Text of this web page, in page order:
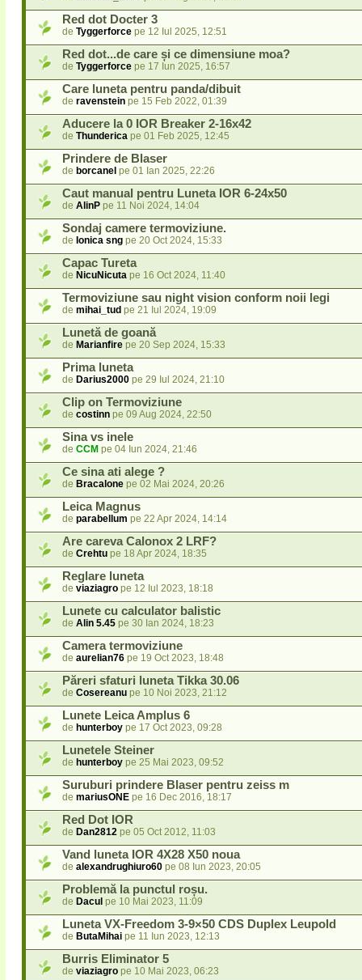
Red dot Docter 3
de Tyggerforce pe 12 Iul 2025, 12:51
Red dot...de care și ce dimensiune moa?
de Tyggerforce pe 17 Iun 2025, 16:57
Care luneta pentru panda/dibuit
de ravenstein pe 15 Feb 2022, 01:39
Aducere la 0 IOR Breaker 2-16x42
de Thunderica pe 01 Feb 2025, 12:45
Prindere de Blaser
de borcanel pe 01 Ian 2025, 22:26
Caut manual pentru Luneta IOR 6-24x50
de AlinP pe 11 Noi 2024, 14:04
Sondaj camere termoviziune.
de Ionica sng pe 20 Oct 2024, 15:33
Capac Tureta
de NicuNicuta pe 16 Oct 2024, 11:40
Termoviziune sau night vision conform noii legi
de mihai_tud pe 21 Iul 2024, 19:09
Lunetă de goană
de Marianfire pe 20 Sep 2024, 15:33
Prima luneta
de Darius2000 pe 29 Iul 2024, 21:10
Clip on Termoviziune
de costinn pe 09 Aug 2024, 22:50
Sina vs inele
de CCM pe 04 Iun 2024, 21:46
Ce sina ati alege ?
de Bracalone pe 02 Mai 2024, 20:26
Leica Magnus
de parabellum pe 22 Apr 2024, 14:14
Are careva Calonox 2 LRF?
de Crehtu pe 18 Apr 2024, 18:35
Reglare luneta
de viaziagro pe 12 Iul 2023, 18:18
Lunete cu calculator balistic
de Alin 5.45 pe 30 Ian 2024, 18:23
Camera termoviziune
de aurelian76 pe 19 Oct 2023, 18:48
Păreri sfaturi luneta Tikka 30.06
de Cosereanu pe 10 Noi 2023, 21:12
Lunete Leica Amplus 6
de hunterboy pe 17 Oct 2023, 09:28
Lunetele Steiner
de hunterboy pe 25 Mai 2023, 09:52
Suruburi prindere Blaser pentru zeiss m
de mariusONE pe 16 Dec 2016, 18:17
Red Dot IOR
de Dan2812 pe 05 Oct 2012, 11:03
Vand luneta IOR 4X28 X50 noua
de alexandrughiuro60 pe 08 Iun 2023, 20:05
Problemă la punctul roșu.
de Dacul pe 10 Mai 2023, 11:09
Luneta VX-Freedom 3-9×50 CDS Duplex Leupold
de ButaMihai pe 11 Iun 2023, 12:13
Burris Eliminator 5
de viaziagro pe 10 Mai 2023, 06:23